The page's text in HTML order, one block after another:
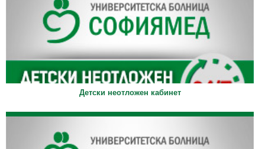
Детски неотложен кабинет